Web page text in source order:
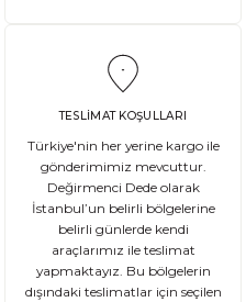
Nedir ve Neden Önemlidir?
için 10 Neden
olmadıklarına dair kötü bir
TESLİMAT KOŞULLARI
Türkiye'nin her yerine kargo ile
gönderimimiz mevcuttur.
Değirmenci Dede olarak
İstanbul’un belirli bölgelerine
belirli günlerde kendi
araçlarımız ile teslimat
yapmaktayız. Bu bölgelerin
dışındaki teslimatlar için seçilen